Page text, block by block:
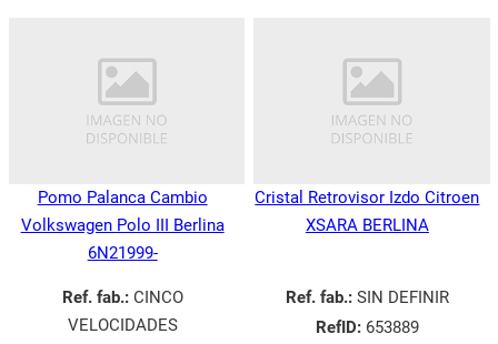
Pomo Palanca Cambio
Volkswagen Polo III Berlina
6N21999-
Ref. fab.:CINCO
VELOCIDADES
Cristal Retrovisor Izdo Citroen
XSARA BERLINA
Ref. fab.:SIN DEFINIR
RefID:653889